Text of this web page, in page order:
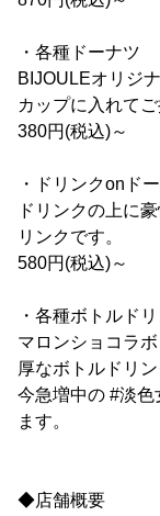
・各種ドーナツ
BIJOULEオリジ
カップに入れて
380円(税込)～
・ドリンクonド
ドリンクの上に
リンクです。
580円(税込)～
・各種ボトルド
マロンショコラ
厚なボトルドリ
今急増中の #淡
ます。
◆店舗概要